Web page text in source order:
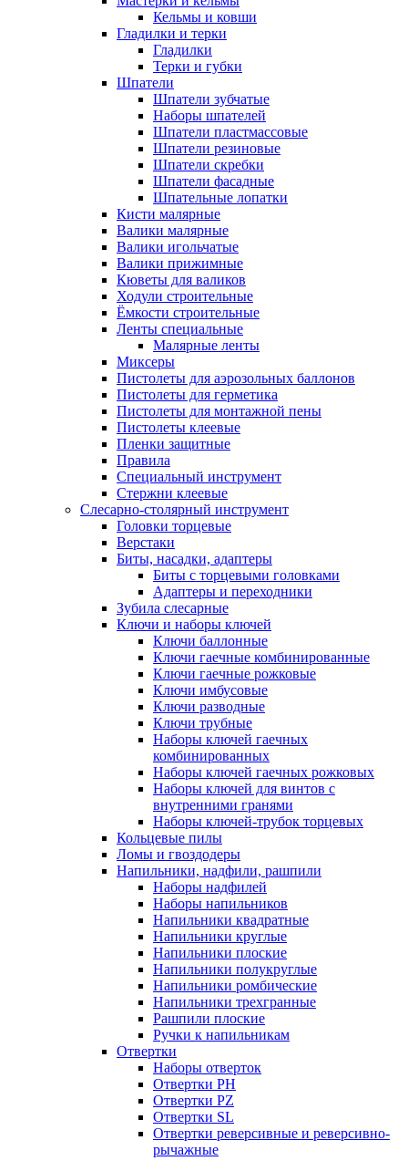
Кельмы и ковши
Гладилки и терки
Гладилки
Терки и губки
Шпатели
Шпатели зубчатые
Наборы шпателей
Шпатели пластмассовые
Шпатели резиновые
Шпатели скребки
Шпатели фасадные
Шпательные лопатки
Кисти малярные
Валики малярные
Валики игольчатые
Валики прижимные
Кюветы для валиков
Ходули строительные
Ёмкости строительные
Ленты специальные
Малярные ленты
Миксеры
Пистолеты для аэрозольных баллонов
Пистолеты для герметика
Пистолеты для монтажной пены
Пистолеты клеевые
Пленки защитные
Правила
Специальный инструмент
Стержни клеевые
Слесарно-столярный инструмент
Головки торцевые
Верстаки
Биты, насадки, адаптеры
Биты с торцевыми головками
Адаптеры и переходники
Зубила слесарные
Ключи и наборы ключей
Ключи баллонные
Ключи гаечные комбинированные
Ключи гаечные рожковые
Ключи имбусовые
Ключи разводные
Ключи трубные
Наборы ключей гаечных
комбинированных
Наборы ключей гаечных рожковых
Наборы ключей для винтов с
внутренними гранями
Наборы ключей-трубок торцевых
Кольцевые пилы
Ломы и гвоздодеры
Напильники, надфили, рашпили
Наборы надфилей
Наборы напильников
Напильники квадратные
Напильники круглые
Напильники плоские
Напильники полукруглые
Напильники ромбические
Напильники трехгранные
Рашпили плоские
Ручки к напильникам
Отвертки
Наборы отверток
Отвертки PH
Отвертки PZ
Отвертки SL
Отвертки реверсивные и реверсивно-
рычажные